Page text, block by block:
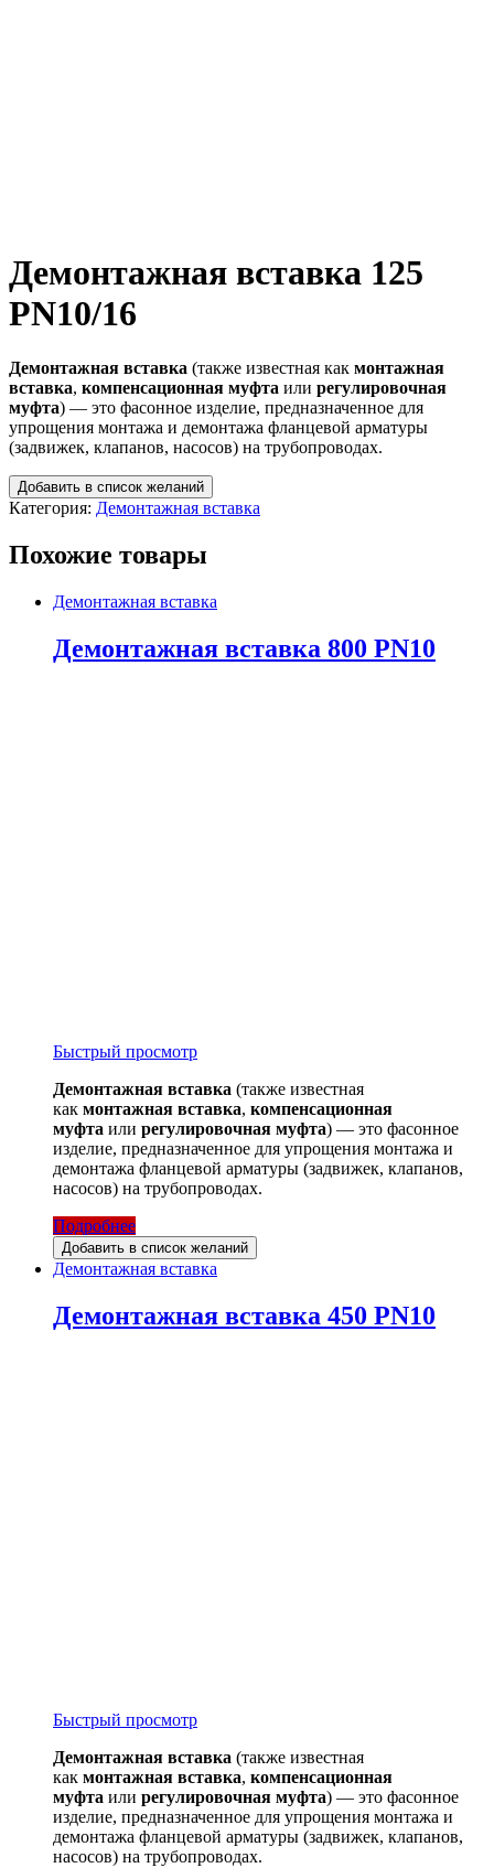
Демонтажная вставка 125
PN10/16
Демонтажная вставка (также известная как монтажная
вставка, компенсационная муфта или регулировочная
муфта) — это фасонное изделие, предназначенное для
упрощения монтажа и демонтажа фланцевой арматуры
(задвижек, клапанов, насосов) на трубопроводах.
Добавить в список желаний
Категория: Демонтажная вставка
Похожие товары
Демонтажная вставка
Демонтажная вставка 800 PN10
Быстрый просмотр
Демонтажная вставка (также известная
как монтажная вставка, компенсационная
муфта или регулировочная муфта) — это фасонное
изделие, предназначенное для упрощения монтажа и
демонтажа фланцевой арматуры (задвижек, клапанов,
насосов) на трубопроводах.
Подробнее
Добавить в список желаний
Демонтажная вставка
Демонтажная вставка 450 PN10
Быстрый просмотр
Демонтажная вставка (также известная
как монтажная вставка, компенсационная
муфта или регулировочная муфта) — это фасонное
изделие, предназначенное для упрощения монтажа и
демонтажа фланцевой арматуры (задвижек, клапанов,
насосов) на трубопроводах.